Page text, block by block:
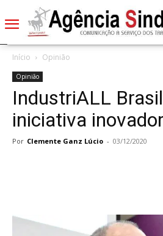
Início Opinião
Opinião
IndustriALL
iniciativa
Por Clemente Ganz Lúcio - 03/12/2020